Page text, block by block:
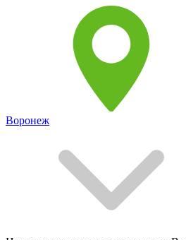
Воронеж